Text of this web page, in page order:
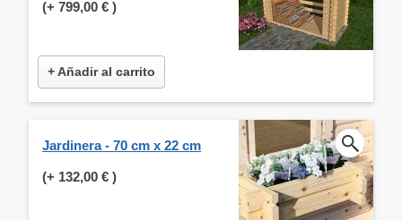
(+ 799,00 € )
+ Añadir al carrito
Jardinera - 70 cm x 22 cm
(+ 132,00 € )